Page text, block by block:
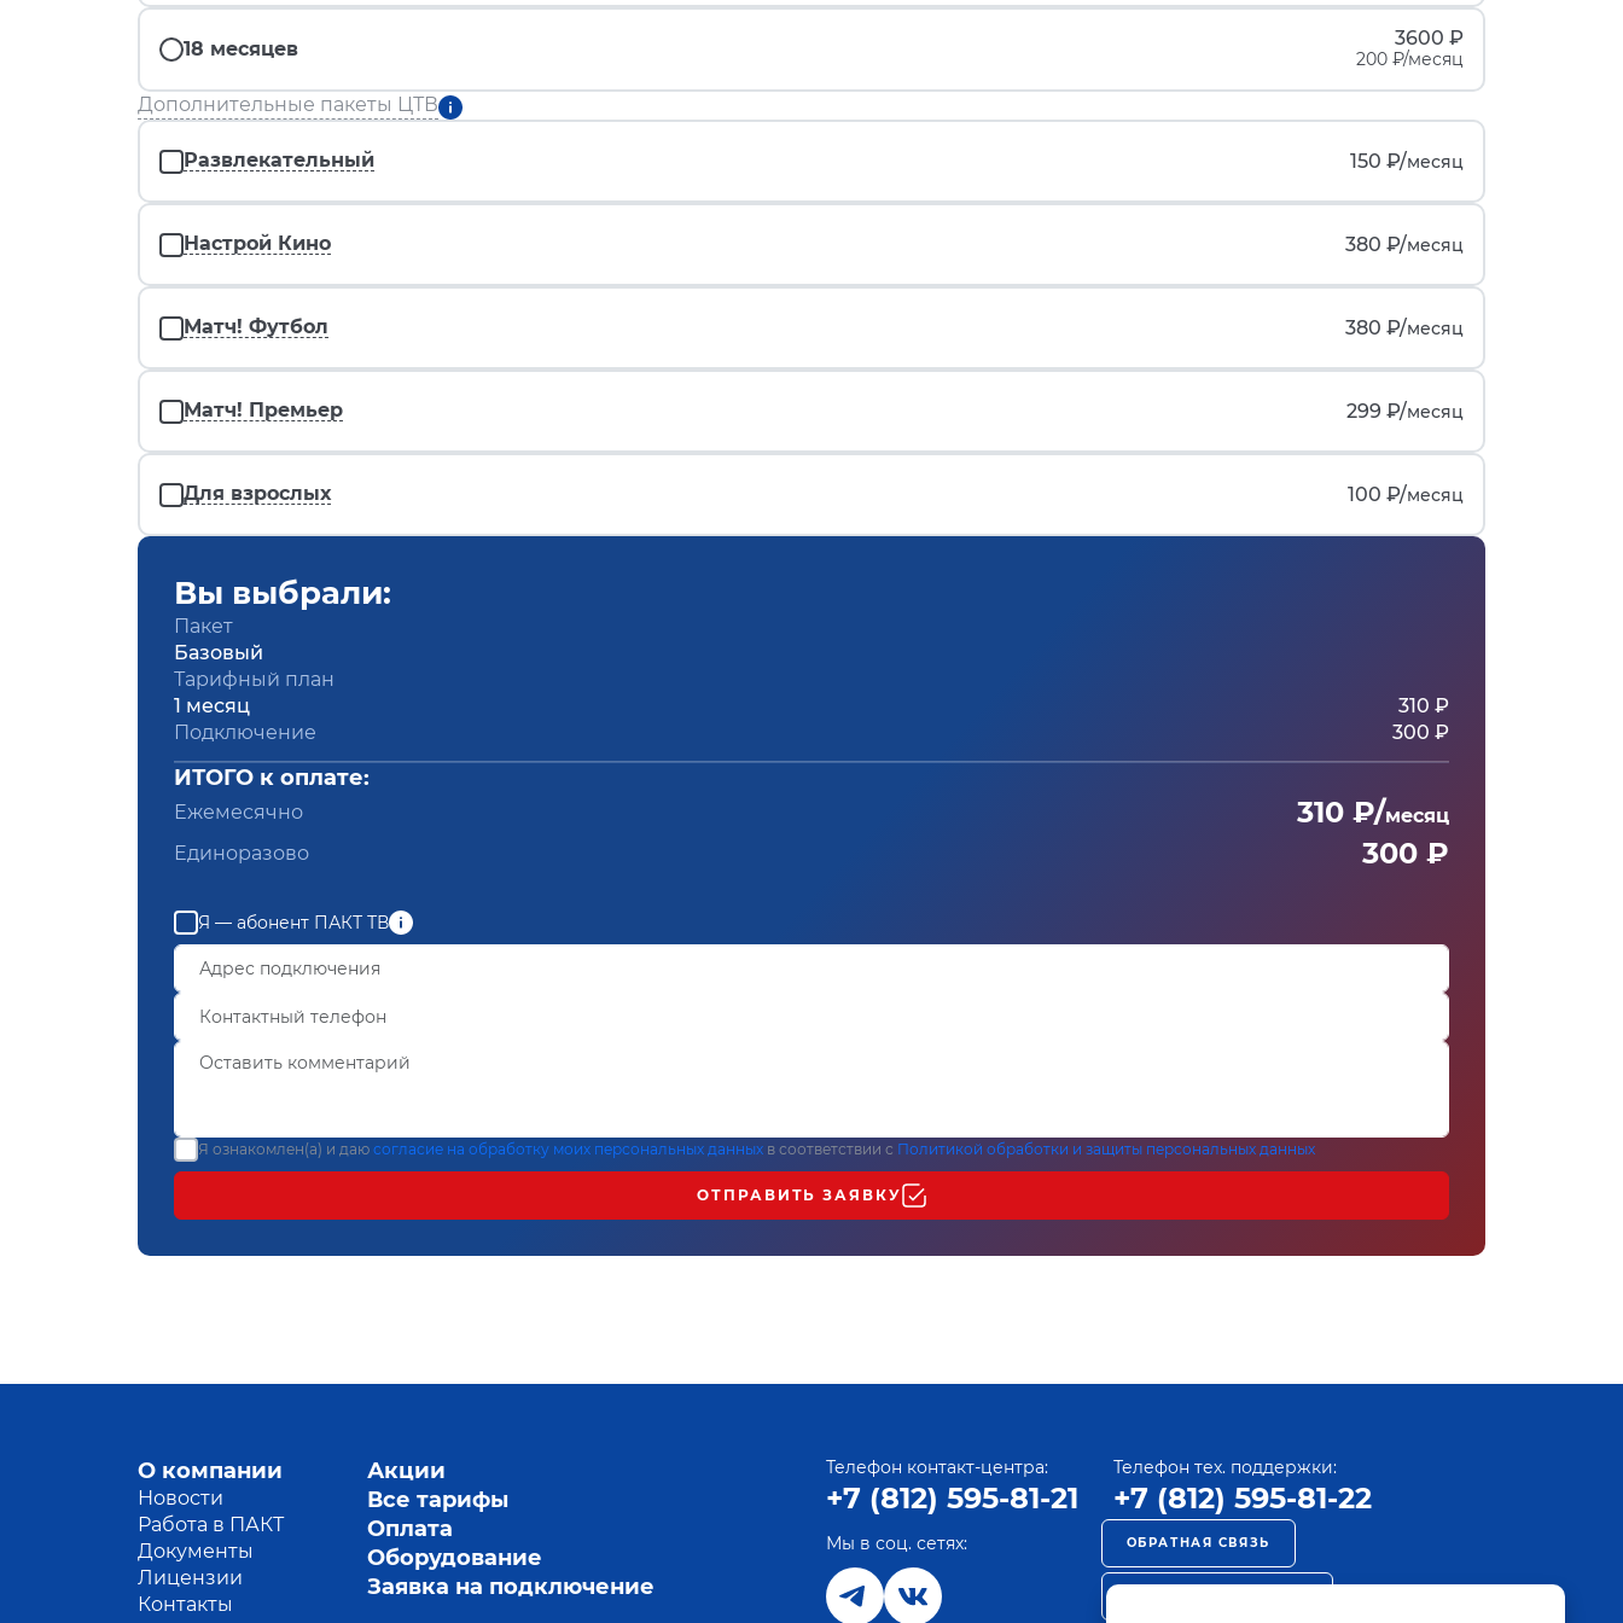
18 месяцев 3600 ₽
200 ₽/месяц
Дополнительные пакеты ЦТВ
Развлекательный 150 ₽/месяц
Настрой Кино 380 ₽/месяц
Матч! Футбол 380 ₽/месяц
Матч! Премьер 299 ₽/месяц
Для взрослых 100 ₽/месяц
Вы выбрали:
Пакет
Базовый
Тарифный план
1 месяц
310 ₽
Подключение
300 ₽
ИТОГО к оплате:
Ежемесячно 310 ₽/месяц
Единоразово
300 ₽
Я — абонент ПАКТ ТВ
Я ознакомлен(а) и даю согласие на обработку моих персональных данных в соответствии с Политикой обработки и защиты персональных данных
ОТПРАВИТЬ ЗАЯВКУ
О компании
Новости
Работа в ПАКТ
Документы
Лицензии
Контакты
Акции
Все тарифы
Оплата
Оборудование
Заявка на подключение
Телефон контакт-центра:
+7 (812) 595-81-21
Телефон тех. поддержки:
+7 (812) 595-81-22
Мы в соц. сетях: ОБРАТНАЯ СВЯЗЬ